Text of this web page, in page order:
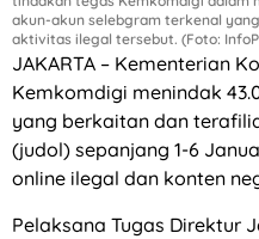
akun-akun selebgram terkenal
aktivitas ilegal tersebut. (Foto:
JAKARTA – Kementerian
Kemkomdigi menindak
yang berkaitan dan
(judol) sepanjang 1-6
online ilegal dan konten
Pelaksana Tugas Direktur